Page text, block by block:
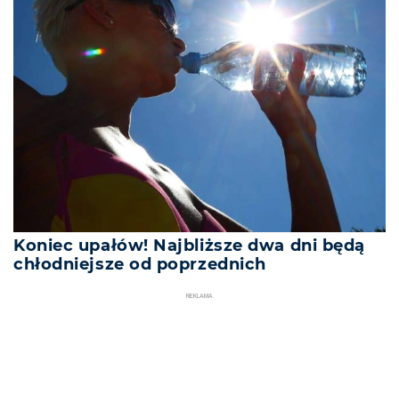
Koniec upałów! Najbliższe dwa dni będą
chłodniejsze od poprzednich
REKLAMA